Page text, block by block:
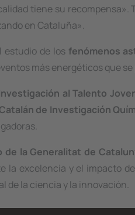
tiene su recompensa».
en Cataluña».
estudio de los fenómenos
más energéticos que
al Talento
de Investigación
de la Generalitat de
la excelencia y el impacto
de la ciencia y la innovación.